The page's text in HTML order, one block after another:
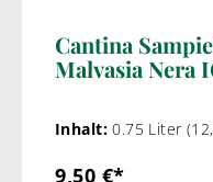
Cantina
Malvasia Nera
Inhalt:0.75 Liter
9,50 €*